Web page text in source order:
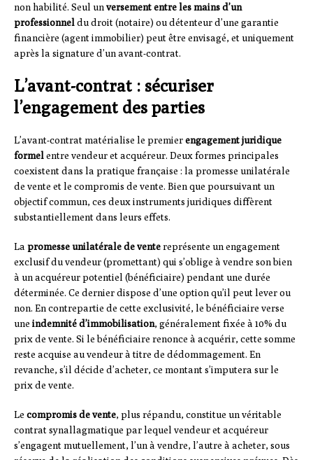
non habilité. Seul unversement entre les mains d’un
professionneldu droit (notaire) ou détenteur d’une garantie
financière (agent immobilier) peut être envisagé, et uniquement
après la signature d’un avant-contrat.
L’avant-contrat : sécuriser
l’engagement des parties
L’avant-contrat matérialise le premierengagement juridique
formelentre vendeur et acquéreur. Deux formes principales
coexistent dans la pratique française : la promesse unilatérale
de vente et le compromis de vente. Bien que poursuivant un
objectif commun, ces deux instruments juridiques diffèrent
substantiellement dans leurs effets.
La promesse unilatérale de ventereprésente un engagement
exclusif du vendeur (promettant) qui s’oblige à vendre son bien
à un acquéreur potentiel (bénéficiaire) pendant une durée
déterminée. Ce dernier dispose d’une option qu’il peut lever ou
non. En contrepartie de cette exclusivité, le bénéficiaire verse
une indemnité d’immobilisation, généralement fixée à 10% du
prix de vente. Si le bénéficiaire renonce à acquérir, cette somme
reste acquise au vendeur à titre de dédommagement. En
revanche, s’il décide d’acheter, ce montant s’imputera sur le
prix de vente.
Le compromis de vente, plus répandu, constitue un véritable
contrat synallagmatique par lequel vendeur et acquéreur
s’engagent mutuellement, l’un à vendre, l’autre à acheter, sous